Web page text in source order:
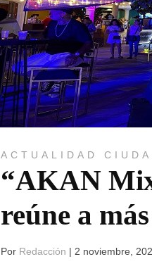
ACTUALIDAD
“AKAN
reúne a
Por Redacción | 2 noviembre,